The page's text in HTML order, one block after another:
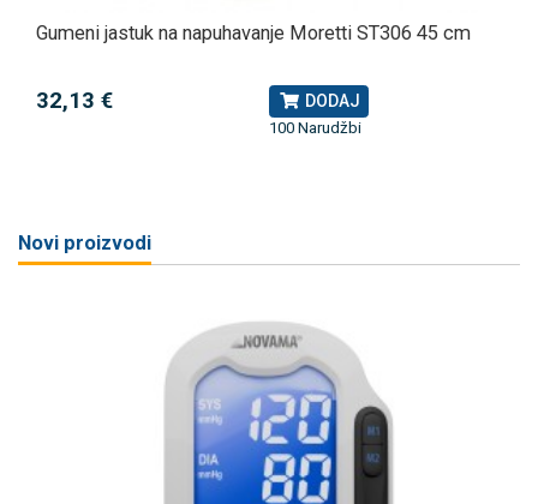
Gumeni jastuk na napuhavanje Moretti ST306 45 cm
32,13 € DODAJ
100 Narudžbi
Novi proizvodi